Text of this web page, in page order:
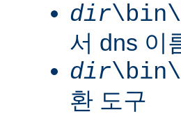
dir
서 dns 이
dir
환 도구